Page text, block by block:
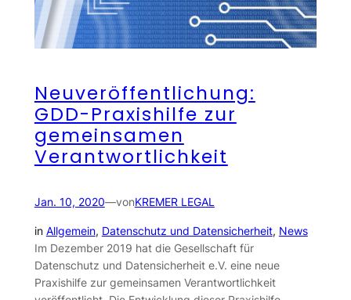
Neuveröffentlichung:
GDD-Praxishilfe zur
gemeinsamen
Verantwortlichkeit
Jan. 10, 2020—vonKREMER LEGAL
in Allgemein, Datenschutz und Datensicherheit, News
Im Dezember 2019 hat die Gesellschaft für
Datenschutz und Datensicherheit e.V. eine neue
Praxishilfe zur gemeinsamen Verantwortlichkeit